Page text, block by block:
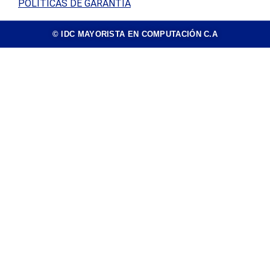
POLÍTICAS DE GARANTÍA
© IDC MAYORISTA EN COMPUTACIÓN C.A